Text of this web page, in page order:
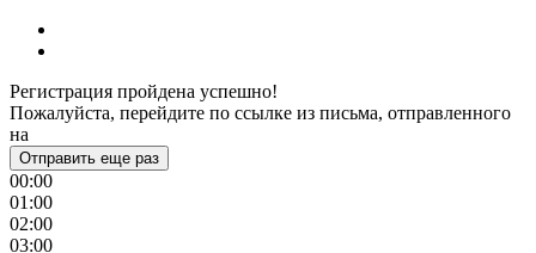
Регистрация пройдена успешно!
Пожалуйста, перейдите по ссылке из письма, отправленного
на
Отправить еще раз
00:00
01:00
02:00
03:00